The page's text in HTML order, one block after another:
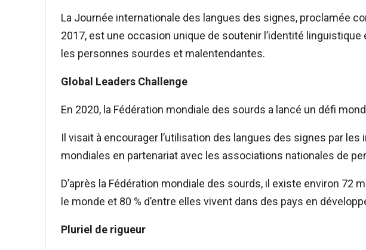
La Journée internationale des langues des signes, proclamée
2017, est une occasion unique de soutenir l’identité
les personnes sourdes et malentendantes.
Global Leaders Challenge
En 2020, la Fédération mondiale des sourds a lancé un défi
Il visait à encourager l’utilisation des langues des signes par
mondiales en partenariat avec les associations nationales de
D’après la Fédération mondiale des sourds, il existe environ 72
le monde et 80 % d’entre elles vivent dans des pays en
Pluriel de rigueur